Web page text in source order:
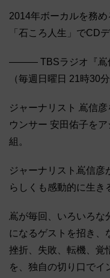
2014年ボーカルを務
「石ころ人生」でCDデ
――― TBSラジオ『嶌
（毎週日曜日 21時30
ジャーナリスト 嶌信
ウンサー 安田佑子を
組。
ジャーナリスト嶌信彦
らしくも感動的に生き
嶌が毎回、いろいろな
になるゲストを招き、
挫折、失敗、転機、覚
を、独自の切り口でイ